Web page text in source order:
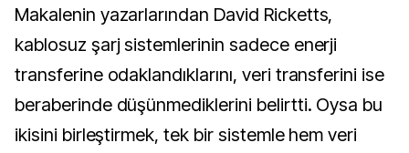
Makalenin yazarlarından David Ricketts,
kablosuz şarj sistemlerinin sadece enerji
transferine odaklandıklarını, veri transferini ise
beraberinde düşünmediklerini belirtti. Oysa bu
ikisini birleştirmek, tek bir sistemle hem veri